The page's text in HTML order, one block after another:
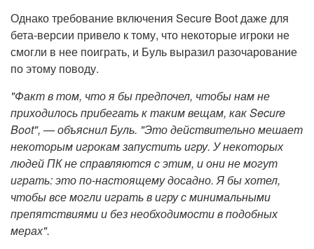
Однако требование включения Secure Boot даже для
бета-версии привело к тому, что некоторые игроки не
смогли в нее поиграть, и Буль выразил разочарование
по этому поводу.
"Факт в том, что я бы предпочел, чтобы нам не
приходилось прибегать к таким вещам, как Secure
Boot", — объяснил Буль. "Это действительно мешает
некоторым игрокам запустить игру. У некоторых
людей ПК не справляются с этим, и они не могут
играть: это по-настоящему досадно. Я бы хотел,
чтобы все могли играть в игру с минимальными
препятствиями и без необходимости в подобных
мерах".